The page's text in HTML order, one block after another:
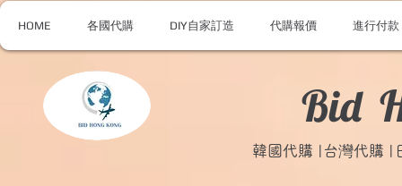
HOME 各國代購 DIY自家訂造 代購報價 進行付款
Bid
韓國代購 |台灣代購 |